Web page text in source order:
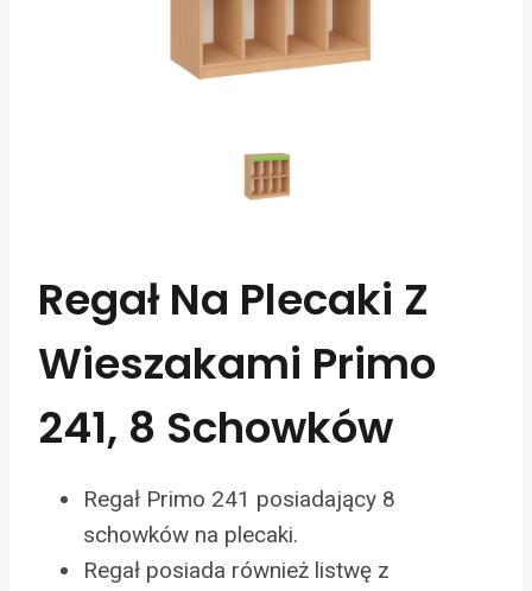
Regał Na Plecaki Z
Wieszakami Primo
241, 8 Schowków
Regał Primo 241 posiadający 8
schowków na plecaki.
Regał posiada również listwę z